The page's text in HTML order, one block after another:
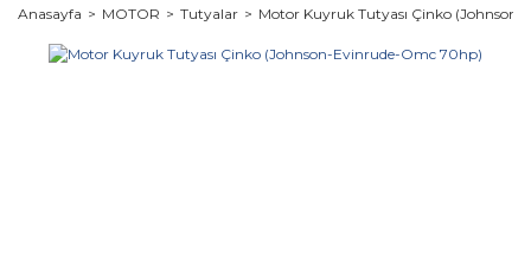
Anasayfa MOTOR Tutyalar Motor Kuyruk Tutyası Çinko